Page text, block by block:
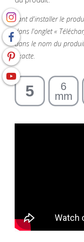
vant d'installer le
dans l'onglet «
dans le nom du
exacte.